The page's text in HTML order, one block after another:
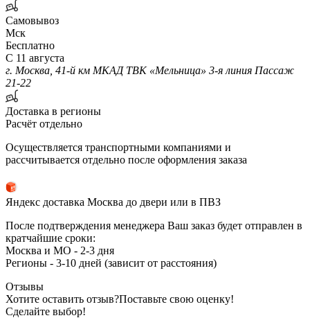
Самовывоз
Мск
Бесплатно
С 11 августа
г. Москва, 41-й км МКАД ТВК «Мельница» 3-я линия Пассаж
21-22
Доставка в регионы
Расчёт отдельно
Осуществляется транспортными компаниями и
рассчитывается отдельно после оформления заказа
Яндекс доставка Москва до двери или в ПВЗ
После подтверждения менеджера Ваш заказ будет отправлен в
кратчайшие сроки:
Москва и МО - 2-3 дня
Регионы - 3-10 дней (зависит от расстояния)
Отзывы
Хотите оставить отзыв?Поставьте свою оценку!
Сделайте выбор!